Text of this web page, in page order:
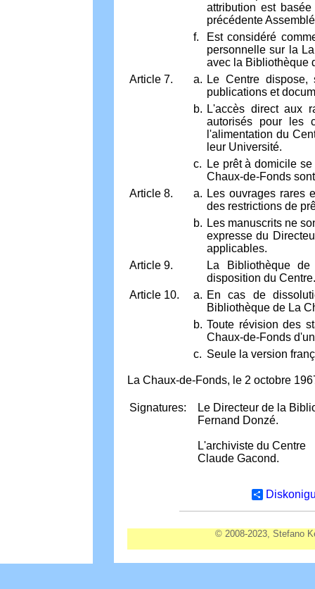
attribution est
précédente
f.
Est considéré
personnelle sur la
avec la Bibliothèque
Article 7.
a. Le Centre
publications et
b. L'accès direct aux
autorisés pour les
l'alimentation du
leur Université.
c.
Le prêt à domicile
Chaux-de-Fonds
Article 8.
a. Les ouvrages rares
des restrictions de
b. Les manuscrits ne
expresse du
applicables.
Article 9.
La Bibliothèque
disposition du Centre.
Article 10.
a. En cas de
Bibliothèque de La
b. Toute révision des
Chaux-de-Fonds
c. Seule la version
La Chaux-de-Fonds, le 2 octobre
Signatures:
Le Directeur de la
Fernand Donzé.
L'archiviste du Centre
Claude Gacond.
© 2008-2023, Stefano